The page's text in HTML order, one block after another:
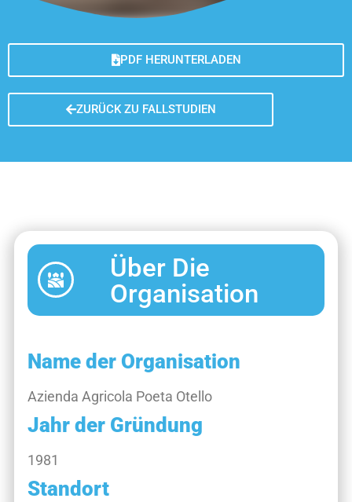
PDF HERUNTERLADEN
ZURÜCK ZU FALLSTUDIEN
Über Die
Organisation
Name der Organisation
Azienda Agricola Poeta Otello
Jahr der Gründung
1981
Standort